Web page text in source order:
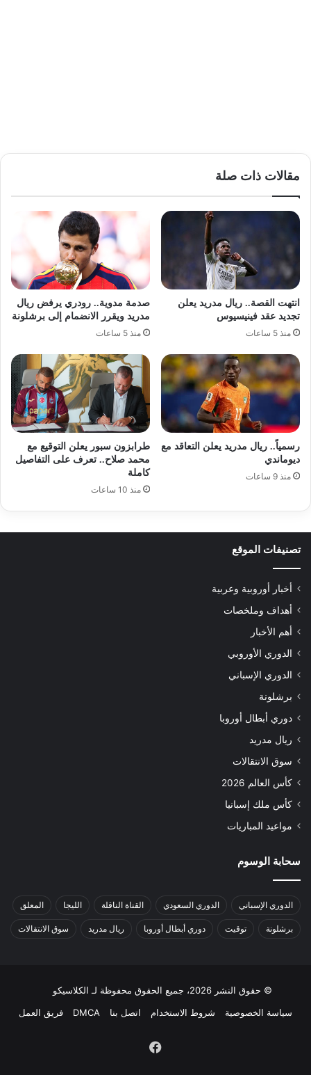
مقالات ذات صلة
انتهت القصة.. ريال مدريد يعلن
تجديد عقد فينيسيوس
منذ 5 ساعات
صدمة مدوية.. رودري يرفض ريال
مدريد ويقرر الانضمام إلى برشلونة
منذ 5 ساعات
رسمياً.. ريال مدريد يعلن التعاقد مع
ديوماندي
منذ 9 ساعات
طرابزون سبور يعلن التوقيع مع
محمد صلاح.. تعرف على التفاصيل
كاملة
منذ 10 ساعات
تصنيفات الموقع
أخبار أوروبية وعربية
أهداف وملخصات
أهم الأخبار
الدوري الأوروبي
الدوري الإسباني
برشلونة
دوري أبطال أوروبا
ريال مدريد
سوق الانتقالات
كأس العالم 2026
كأس ملك إسبانيا
مواعيد المباريات
سحابة الوسوم
الدوري الإسباني الدوري السعودي القناة الناقلة الليجا المعلق
برشلونة توقيت دوري أبطال أوروبا ريال مدريد سوق الانتقالات
© حقوق النشر 2026، جميع الحقوق محفوظة لـ الكلاسيكو
سياسة الخصوصية
شروط الاستخدام اتصل بنا DMCA فريق العمل
فيسبوك